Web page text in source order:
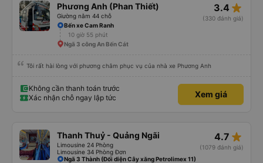
suốt chuyến đi, và có thể sẽ có những điểm dừng chân. Tôi khuyên bạn nên
chọn công ty này và đặt chỗ ngồi VIP.
Phương Anh (Phan Thiết)
Giường nằm 44 chỗ
3.4 star_rate
(330 đánh giá)
Bến xe Cam Ranh
10 giờ 55 phút
Ngã 3 công An Bến Cát
Tôi rất hài lòng với phương châm phục vụ của nhà xe Phương Anh
Không cần thanh toán trước
Xác nhận chỗ ngay lập tức
Xem giá
Thanh Thuỷ - Quảng Ngãi
Limousine 24 Phòng
Limousine 34 Phòng Đơn
4.7 star_rate
(1079 đánh giá)
Ngã 3 Thành (Đối diện Cây xăng Petrolimex 11)